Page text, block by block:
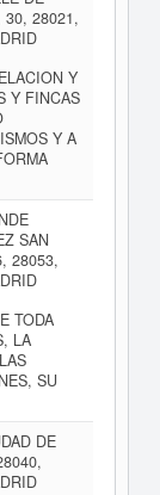
30, 28021,
Y
Y FINCAS
Y A
SAN
28053,
TODA
LA
SU
DE